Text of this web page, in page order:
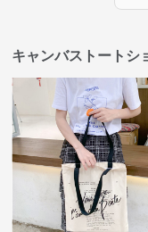
キャンバストートシ